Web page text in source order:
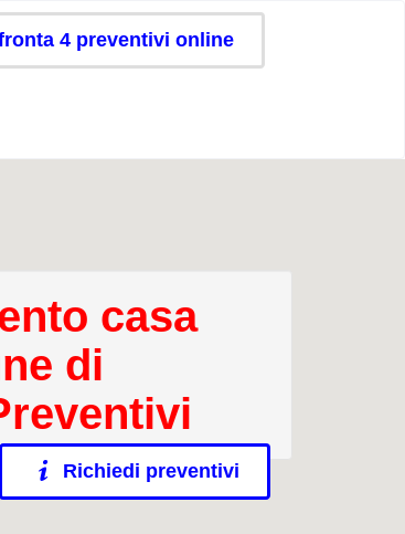
4 preventivi online
casa
di
Richiedi preventivi